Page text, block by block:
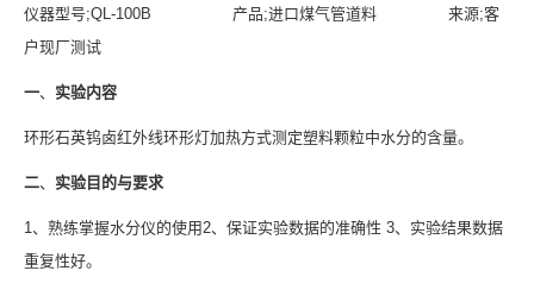
仪器型号;QL-100B 产品;进口煤气管道料 来源;客
户现厂测试
一、 实验内容
环形石英钨卤红外线环形灯加热方式测定塑料颗粒中水分的含量。
二、 实验目的与要求
1、熟练掌握水分仪的使用2、保证实验数据的准确性 3、实验结果数据
重复性好。